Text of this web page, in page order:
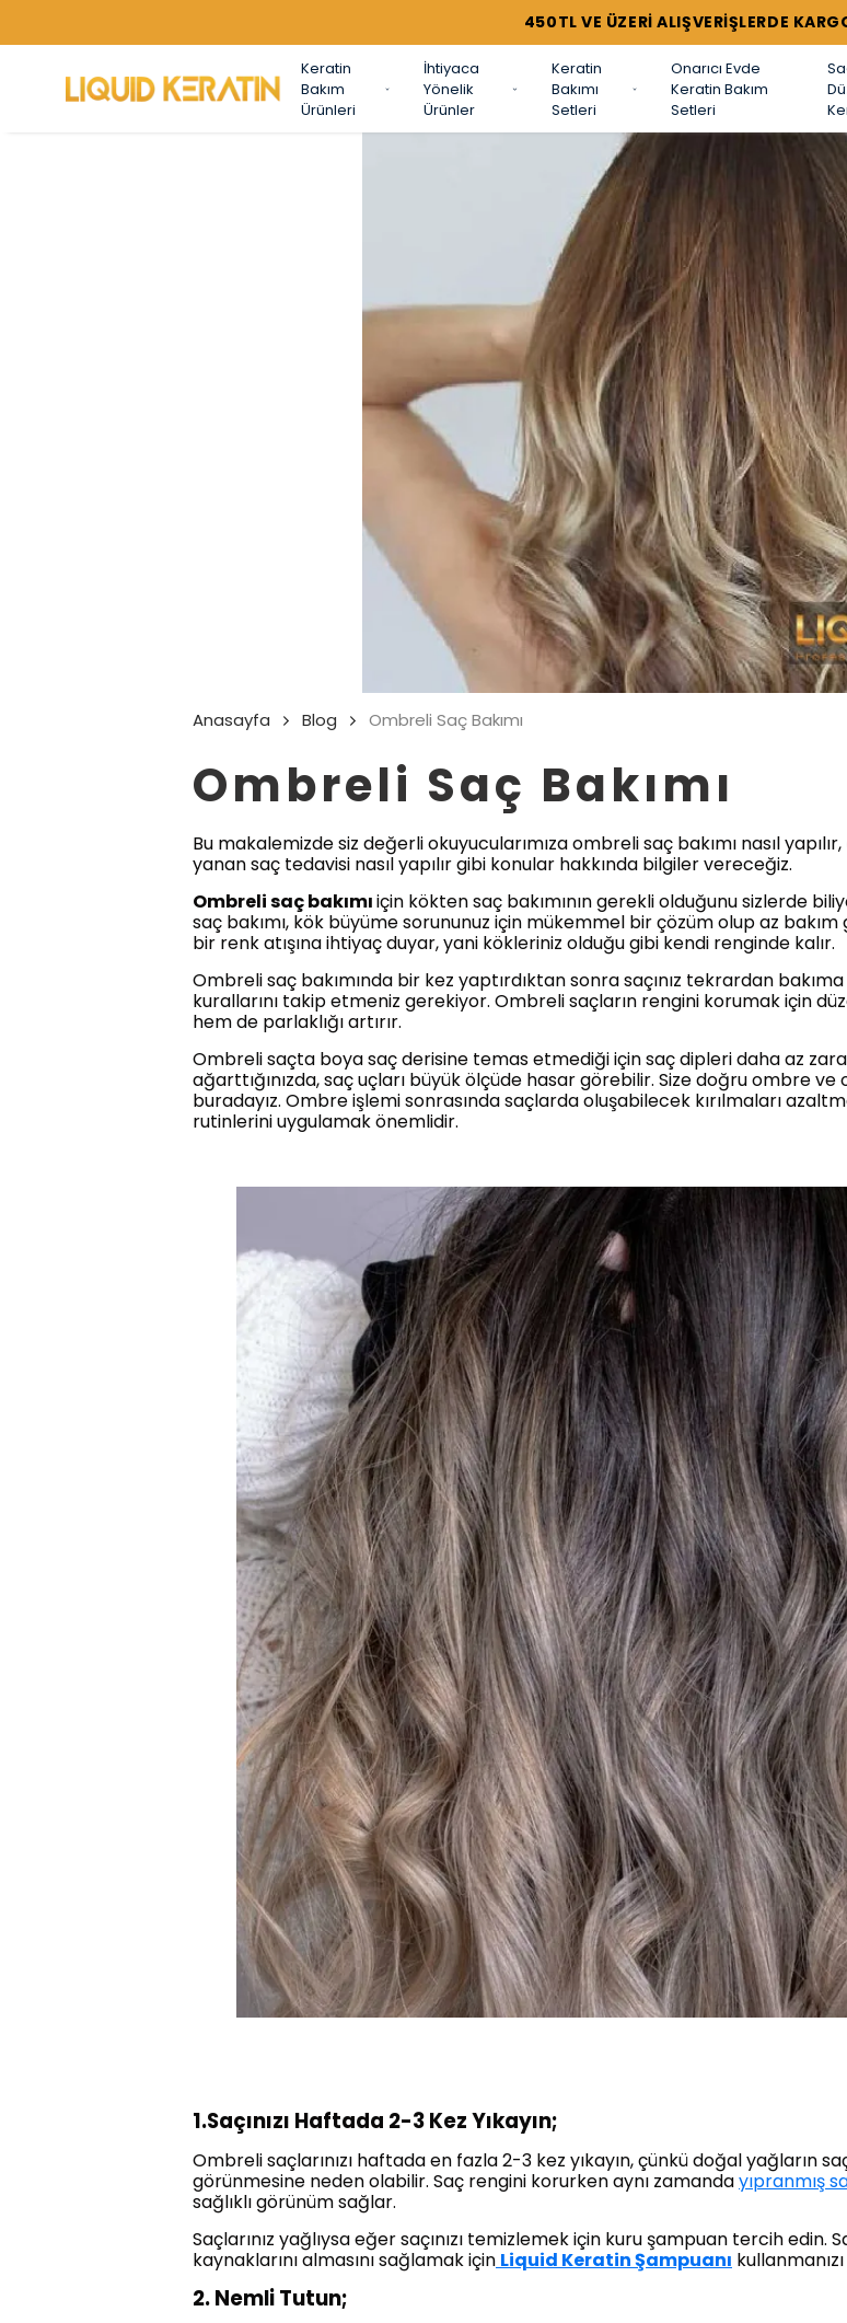
TÜM SETLERDE %44'E VARAN
Keratin
Bakım
Ürünleri
İhtiyaca
Yönelik
Ürünler
Keratin
Bakımı
Setleri
Onarıcı Evde
Keratin Bakım
Setleri
Anasayfa Blog Ombreli Saç Bakımı
Ombreli Saç Bakımı
Bu makalemizde siz değerli okuyucularımıza ombreli saç bakımı nasıl yapılır,
yanan saç tedavisi nasıl yapılır gibi konular hakkında bilgiler vereceğiz.
Ombreli saç bakımıiçin kökten saç bakımının gerekli olduğunu sizlerde
saç bakımı, kök büyüme sorununuz için mükemmel bir çözüm olup az
bir renk atışına ihtiyaç duyar, yani kökleriniz olduğu gibi kendi renginde kalır.
Ombreli saç bakımında bir kez yaptırdıktan sonra saçınız tekrardan
kurallarını takip etmeniz gerekiyor. Ombreli saçların rengini korumak için
hem de parlaklığı artırır.
Ombreli saçta boya saç derisine temas etmediği için saç dipleri daha az
ağarttığınızda, saç uçları büyük ölçüde hasar görebilir. Size doğru ombre
buradayız. Ombre işlemi sonrasında saçlarda oluşabilecek kırılmaları
rutinlerini uygulamak önemlidir.
1.Saçınızı Haftada 2-3 Kez Yıkayın;
Ombreli saçlarınızı haftada en fazla 2-3 kez yıkayın, çünkü doğal yağların
görünmesine neden olabilir. Saç rengini korurken aynı zamandayıpranmış
sağlıklı görünüm sağlar.
Saçlarınız yağlıysa eğer saçınızı temizlemek için kuru şampuan tercih edin.
kaynaklarını almasını sağlamak için Liquid Keratin Şampuanı
2. Nemli Tutun;